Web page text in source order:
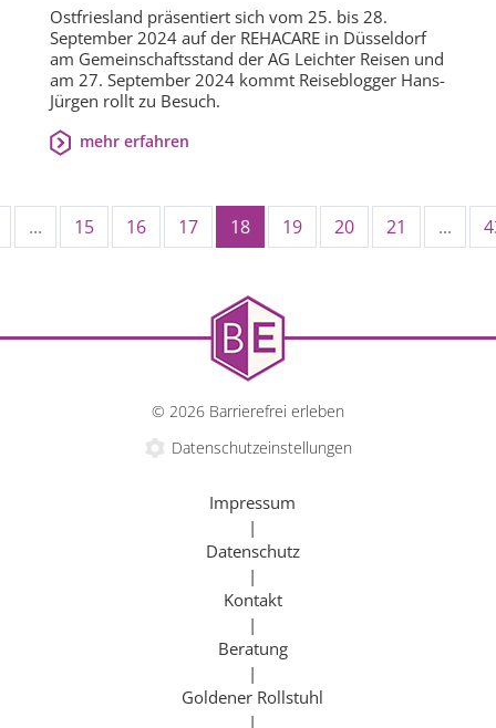
Ostfriesland präsentiert sich vom 25. bis 28.
September 2024 auf der REHACARE in Düsseldorf
am Gemeinschaftsstand der AG Leichter Reisen und
am 27. September 2024 kommt Reiseblogger Hans-
Jürgen rollt zu Besuch.
mehr erfahren
... 15 16 17 18 19 20 21 ...
© 2026 Barrierefrei erleben
Datenschutzeinstellungen
Impressum
|
Datenschutz
|
Kontakt
|
Beratung
|
Goldener Rollstuhl
|